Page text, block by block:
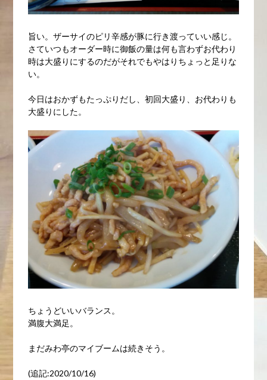
旨い。ザーサイのピリ辛感が豚に行き渡っていい感じ。
さていつもオーダー時に御飯の量は何も言わずお代わり
時は大盛りにするのだがそれでもやはりちょっと足りな
い。
今日はおかずもたっぷりだし、初回大盛り、お代わりも
大盛りにした。
ちょうどいいバランス。
満腹大満足。
まだみわ亭のマイブームは続きそう。
(追記:2020/10/16)